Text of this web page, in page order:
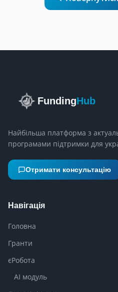
FundingHub
Найбільша платформа з
програмами підтримки для
Отримати консультацію
Навігація
Головна
Гранти
єРобота
AI модуль